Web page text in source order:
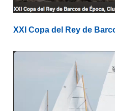
XXI Copa del Rey de